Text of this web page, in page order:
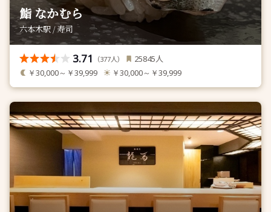
鮨 なかむら
六本木駅 / 寿司
3.71 （377人） 25845人
￥30,000～￥39,999 ￥30,000～￥39,999